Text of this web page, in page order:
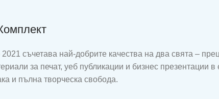
съчетава най-добрите качества на два свята –
за печат, уеб публикации и бизнес презентации
и пълна творческа свобода.